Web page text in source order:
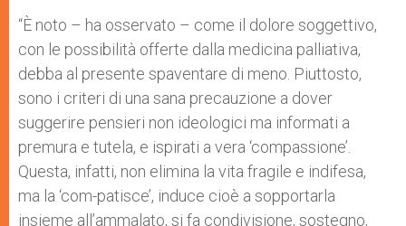
“È noto – ha osservato – come il dolore soggettivo,
con le possibilità offerte dalla medicina palliativa,
debba al presente spaventare di meno. Piuttosto,
sono i criteri di una sana precauzione a dover
suggerire pensieri non ideologici ma informati a
premura e tutela, e ispirati a vera ‘compassione’.
Questa, infatti, non elimina la vita fragile e indifesa,
ma la ‘com-patisce’, induce cioè a sopportarla
insieme all’ammalato, si fa condivisione, sostegno,